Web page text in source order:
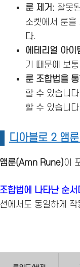
룬 제거 : 잘못
소켓에서 룬을
다.
에테리얼 아이
기 때문에 보통
룬 조합법을
할 수 있습니
할 수 있습니
디아블로 2 앰
앰룬(Amn Rune)이
조합법에 나타난 순
션에서도 동일하게 작